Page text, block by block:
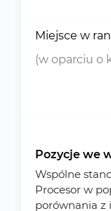
Miejsce w
(w oparciu o
Pozycje we
Wspólne
Procesor w
porównania